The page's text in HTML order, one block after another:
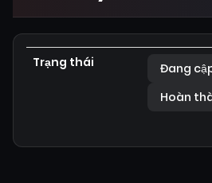
Trạng thái
Đang
Hoàn